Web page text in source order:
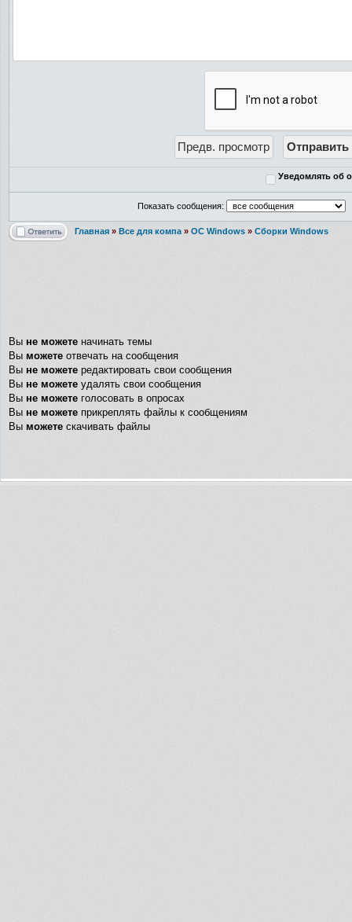
Уведомлять об
Показать сообщения:
Главная » Все для компа » ОС Windows » Сборки Windows
Вы не можете начинать темы
Вы можете отвечать на сообщения
Вы не можете редактировать свои сообщения
Вы не можете удалять свои сообщения
Вы не можете голосовать в опросах
Вы не можете прикреплять файлы к сообщениям
Вы можете скачивать файлы